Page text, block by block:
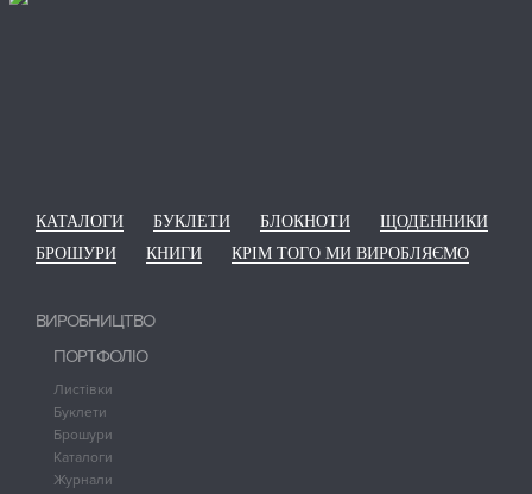
КАТАЛОГИ БУКЛЕТИ БЛОКНОТИ
ЩОДЕННИКИ
БРОШУРИ
КНИГИ КРІМ ТОГО МИ ВИРОБЛЯЄМО
ВИРОБНИЦТВО
ПОРТФОЛІО
Листівки
Буклети
Брошури
Каталоги
Журнали